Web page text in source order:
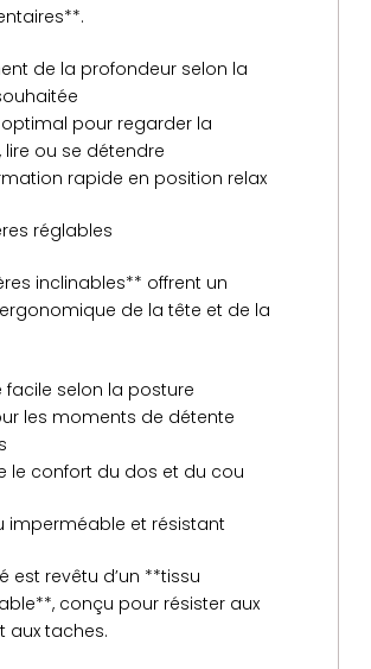
de la profondeur selon la
pour regarder la
lire ou se détendre
rapide en position relax
réglables
inclinables** offrent un
de la tête et de la
facile selon la posture
les moments de détente
le confort du dos et du cou
imperméable et résistant
est revêtu d’un **tissu
conçu pour résister aux
aux taches.